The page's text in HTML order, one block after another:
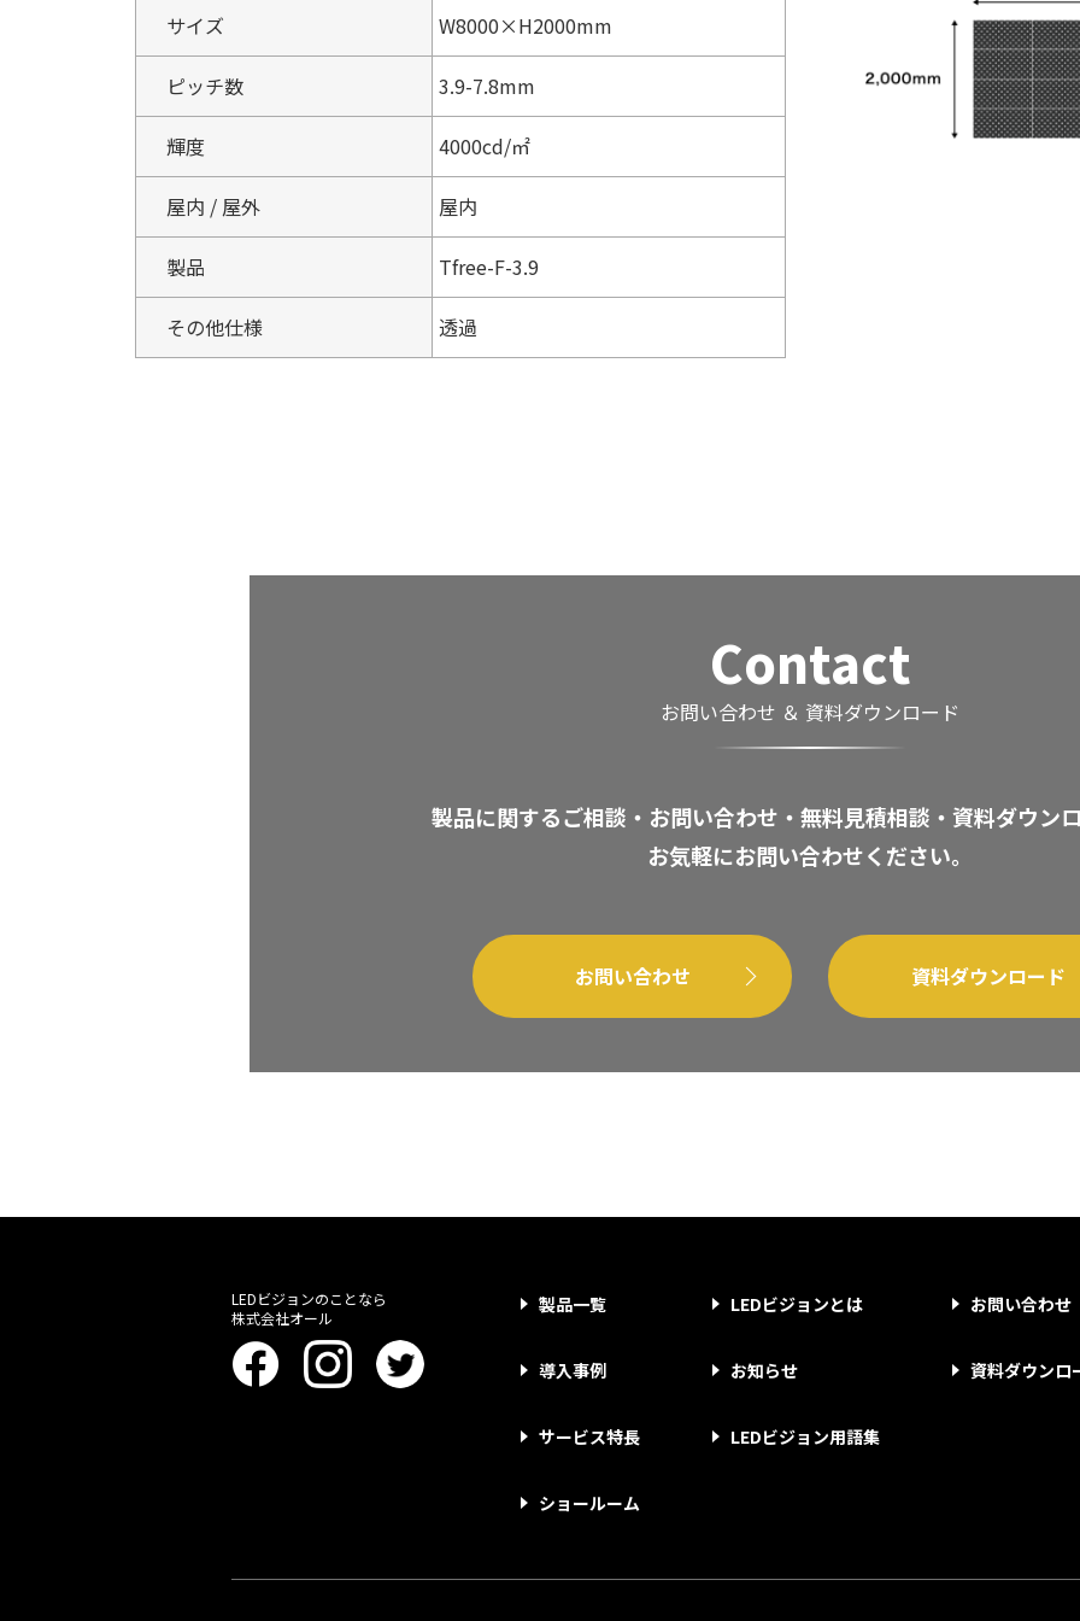
サイズ W8000×H2000mm
ピッチ数 3.9-7.8mm
輝度 4000cd/㎡
屋内 / 屋外 屋内
製品 Tfree-F-3.9
その他仕様 透過
Contact
お問い合わせ ＆ 資料ダウンロード
製品に関するご相談・お問い合わせ・無料見積相談・資料ダウンロ
お気軽にお問い合わせください。
お問い合わせ 資料ダウンロード
LEDビジョンのことなら
株式会社オール
製品一覧
導入事例
サービス特長
ショールーム
LEDビジョンとは
お知らせ
LEDビジョン用語集
お問い合わせ
資料ダウンロ